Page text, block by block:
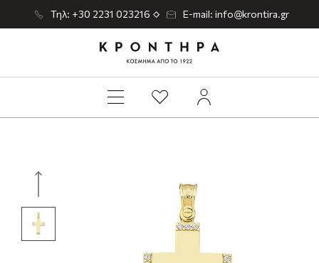
Τηλ: +30 2231 023216 E-mail: info@krontira.gr